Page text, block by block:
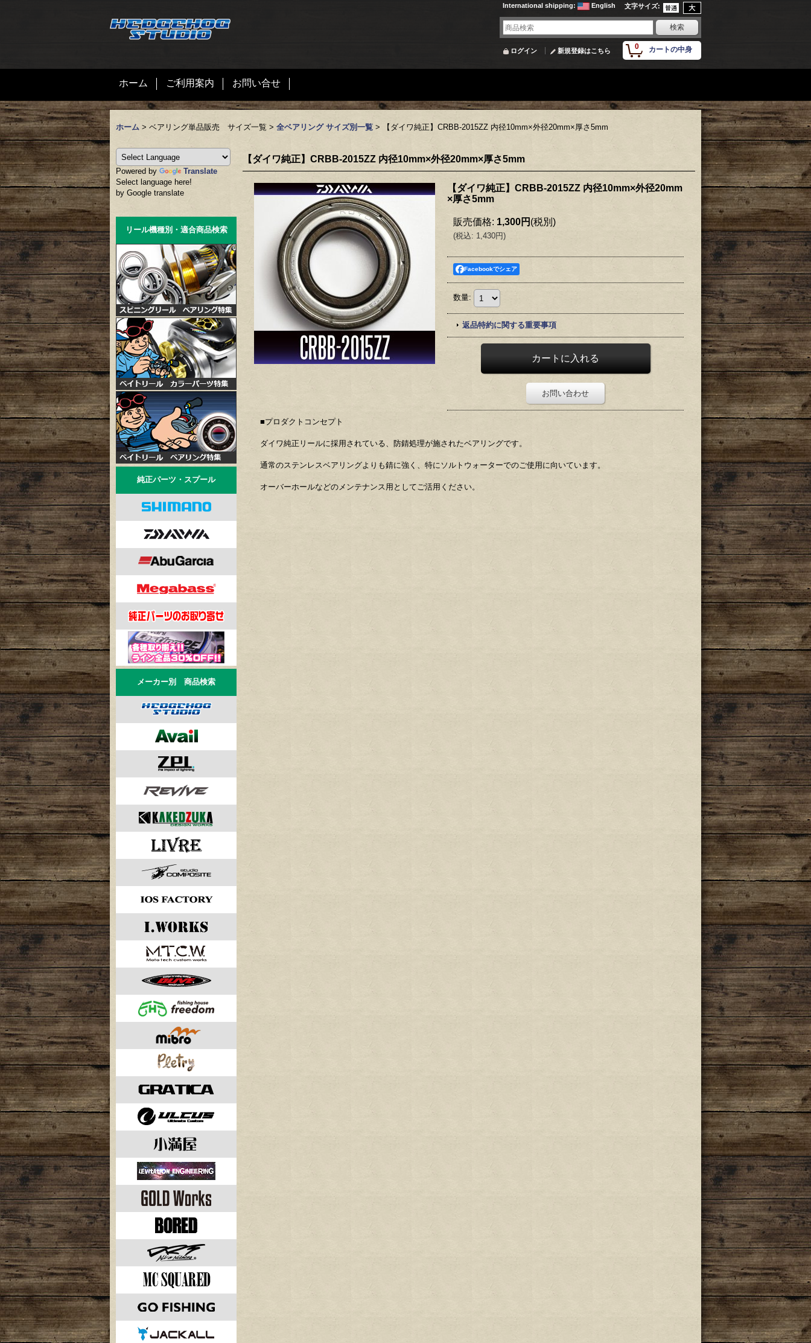
文字サイズ:
International shipping: English
0 カートの中身
ログイン 新規登録はこちら
ホーム ご利用案内 お問い合せ
ホーム > ベアリング単品販売 サイズ一覧 > 全ベアリング サイズ別一覧 > 【ダイワ純正】CRBB-2015ZZ 内径10mm×外径20mm×厚さ5mm
Powered by
Translate
Select language here!
by Google translate
リール機種別・適合商品検索
純正パーツ・スプール
メーカー別 商品検索
【ダイワ純正】CRBB-2015ZZ 内径10mm×外径20mm×厚さ5mm
【ダイワ純正】CRBB-2015ZZ 内径10mm×外径20mm
×厚さ5mm
販売価格: 1,300円 (税別)
(税込: 1,430円)
Facebookでシェア
数量:
返品特約に関する重要事項
お問い合わせ
■プロダクトコンセプト
ダイワ純正リールに採用されている、防錆処理が施されたベアリングです。
通常のステンレスベアリングよりも錆に強く、特にソルトウォーターでのご使用に向いています。
オーバーホールなどのメンテナンス用としてご活用ください。